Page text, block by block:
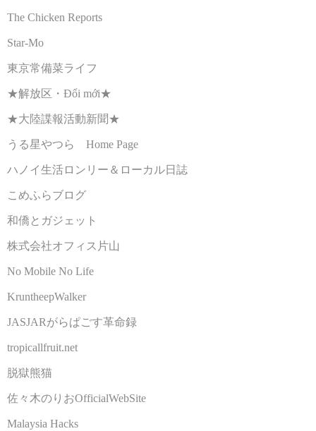
The Chicken Reports
Star-Mo
東京常備菜ライフ
★解放区・Đổi mới★
★大陸諜報活動新聞★
うる星やつら Home Page
ハノイ生活ロンリー＆ローカル日誌
こめふらブログ
和僑とガジェット
株式会社オフィス片山
No Mobile No Life
KruntheepWalker
JASJARがらぱごす革命録
tropicallfruit.net
脱獄熊猫
佐々木のりおOfficialWebSite
Malaysia Hacks